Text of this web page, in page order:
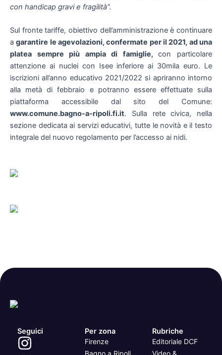
con handicap gravi e fragilità”.
Sul fronte tariffe, obiettivo dell’amministrazione è continuare
agarantire le agevolazioni, confermate per il 2021, ad una
platea sempre più ampia di famiglie,con particolare
attenzione ai nuclei con Isee inferiore ai 30mila euro. Le
iscrizioni all’anno educativo 2021/2022 si apriranno intorno
alla metà di febbraio e potranno essere effettuate sulla
piattaforma accessibile dal sito del Comune:
www.comune.bagno-a-ripoli.fi.it. Sulla rete civica, nella
sezione dedicata ai servizi educativi, tutte le novità e il testo
integrale del nuovo regolamento per l’accesso ai nidi.
Seguici Per zona
Firenze
Bagno a Ripoli
Rubriche
Editoriale DCF
Video &